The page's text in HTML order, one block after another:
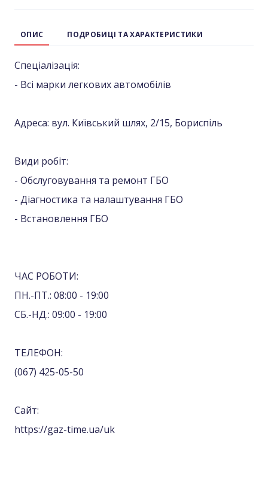
ОПИС ПОДРОБИЦІ ТА ХАРАКТЕРИСТИКИ
Спеціалізація:
- Всі марки легкових автомобілів
Адреса: вул. Київський шлях, 2/15, Бориспіль
Види робіт:
- Обслуговування та ремонт ГБО
- Діагностика та налаштування ГБО
- Встановлення ГБО
ЧАС РОБОТИ:
ПН.-ПТ.: 08:00 - 19:00
СБ.-НД.: 09:00 - 19:00
ТЕЛЕФОН:
(067) 425-05-50
Сайт:
https://gaz-time.ua/uk